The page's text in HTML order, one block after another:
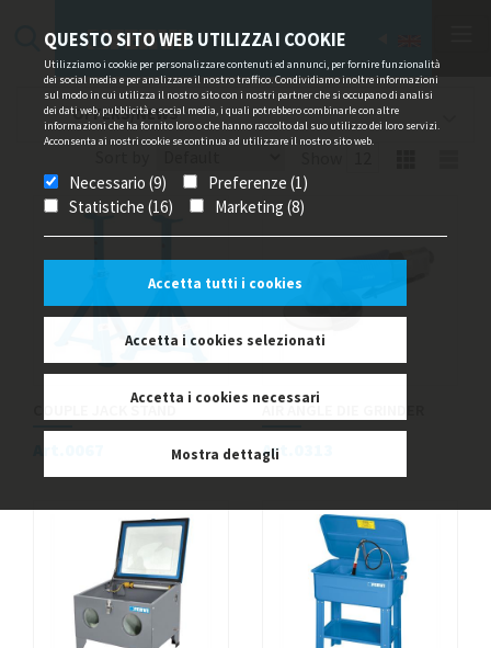
QUESTO SITO WEB UTILIZZA I COOKIE
Utilizziamo i cookie per personalizzare contenuti ed annunci, per fornire funzionalità
dei social media e per analizzare il nostro traffico. Condividiamo inoltre informazioni
sul modo in cui utilizza il nostro sito con i nostri partner che si occupano di analisi
dei dati web, pubblicità e social media, i quali potrebbero combinarle con altre
informazioni che ha fornito loro o che hanno raccolto dal suo utilizzo dei loro servizi.
Acconsenta ai nostri cookie se continua ad utilizzare il nostro sito web.
Necessario (9)
Preferenze (1)
Statistiche (16)
Marketing (8)
Accetta tutti i cookies
Accetta i cookies selezionati
Accetta i cookies necessari
Mostra dettagli
OFFERS/NEWS
Art.0313